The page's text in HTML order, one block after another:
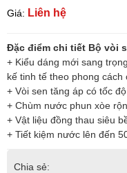
Giá: Liên hệ
Đặc điểm chi tiết Bộ vòi
+ Kiểu dáng mới sang
kế tinh tế theo phong cách
+ Vòi sen tăng áp có tốc
+ Chùm nước phun xòe
+ Vật liệu đồng thau siêu
+ Tiết kiệm nước lên đến
Chia sẻ: